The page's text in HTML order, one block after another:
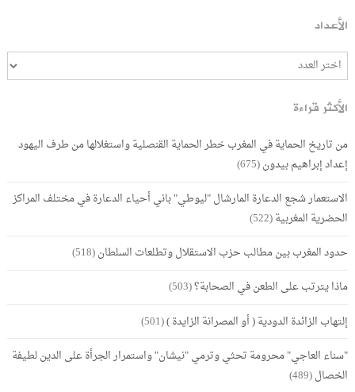
الأعداد
الأكثر قراءة
من تاريخ الحماية في المغرب خطر الحماية القنصلية واستغلالها من طرف اليهود
إعداد إبراهيم بيدون(675)
الاستعمار شجع الدعارة المارشال "ليوطي" باني أحياء الدعارة في مختلف المراكز
الحضرية المغربية(522)
حدود المغرب بين مطالب حزب الاستقلال وتطلعات السلطان(518)
ماذا يترتب على الطعن في الصحابة؟(503)
إلتهاب الزائدة الدودية ( أو المصرانة الزايدة )(501)
"سناء العاجي" محرومة تحثي وترمي "نيشان" واستمرار الجرأة على الدين لطيفة
الخصال(489)